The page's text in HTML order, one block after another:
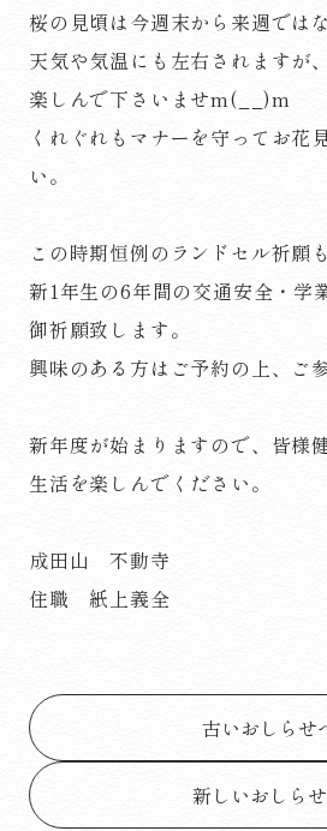
桜の見頃は今週末から来週では
天気や気温にも左右されますが
楽しんで下さいませm(__)m
くれぐれもマナーを守ってお花
い。
この時期恒例のランドセル祈願
新1年生の6年間の交通安全・学
御祈願致します。
興味のある方はご予約の上、ご
新年度が始まりますので、皆様
生活を楽しんでください。
成田山 不動寺
住職 紙上義全
古いおしらせ
新しいおしら